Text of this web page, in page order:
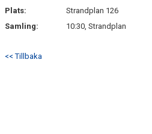
Plats:
Strandplan 126
Samling:
10:30, Strandplan
<< Tillbaka